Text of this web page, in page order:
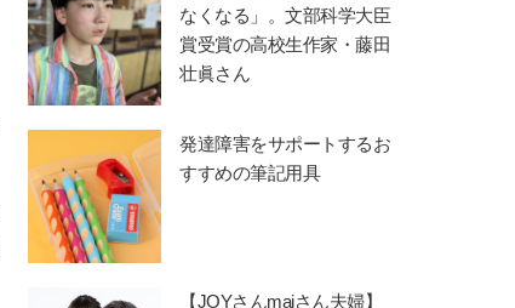
なくなる」。文部科学大臣
賞受賞の高校生作家・藤田
壮眞さん
発達障害をサポートするお
すすめの筆記用具
【JOYさんmaiさん夫婦】